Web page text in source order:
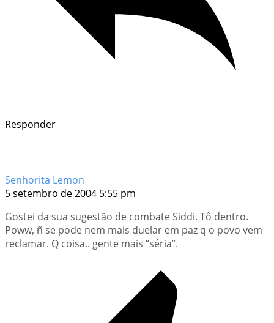
Responder
Senhorita Lemon
5 setembro de 2004 5:55 pm
Gostei da sua sugestão de combate Siddi. Tô dentro.
Poww, ñ se pode nem mais duelar em paz q o povo vem
reclamar. Q coisa.. gente mais “séria”.